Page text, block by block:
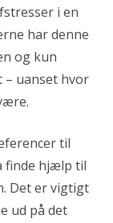
e
W
F
i
i en
har denne
og kun
– uanset hvor
til
finde hjælp til
Det er vigtigt
ud på det